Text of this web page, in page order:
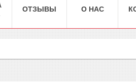
ОТЗЫВЫ О НАС